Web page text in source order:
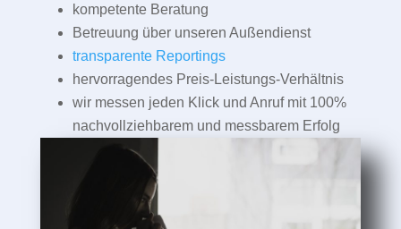
kompetente Beratung
Betreuung über unseren Außendienst
transparente Reportings
hervorragendes Preis-Leistungs-Verhältnis
wir messen jeden Klick und Anruf mit 100%
nachvollziehbarem und messbarem Erfolg